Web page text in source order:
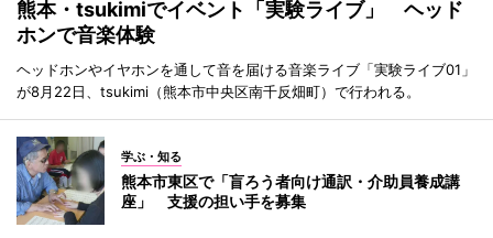
熊本・tsukimiでイベント「実験ライブ」 ヘッド
ホンで音楽体験
ヘッドホンやイヤホンを通して音を届ける音楽ライブ「実験ライブ01」
が8月22日、tsukimi（熊本市中央区南千反畑町）で行われる。
学ぶ・知る
熊本市東区で「盲ろう者向け通訳・介助員養成講
座」 支援の担い手を募集